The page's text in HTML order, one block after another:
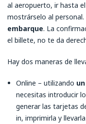
al aeropuerto, ir hasta
mostrárselo al
embarque. La
el billete, no te da
Hay dos maneras de
Online – utilizando
necesitas introducir
generar las tarjetas
in, imprimirla y